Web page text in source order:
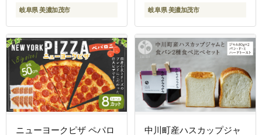
岐阜県 美濃加茂市 岐阜県 美濃加茂市
ニューヨークピザ ペパロ 中川町産ハスカップジャ